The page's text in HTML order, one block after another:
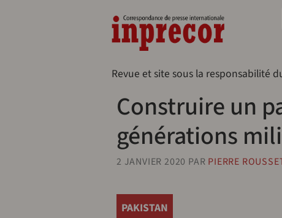
Revue et site sous la responsabilité
Construire un
générations
2 JANVIER 2020 PAR PIERRE
PAKISTAN